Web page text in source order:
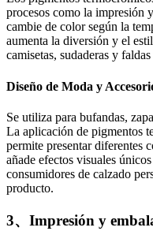
procesos como la impresión
cambie de color según la
aumenta la diversión y el
camisetas, sudaderas y
Diseño de Moda y
Se utiliza para bufandas,
La aplicación de pigmentos
permite presentar diferentes
añade efectos visuales
consumidores de calzado
producto.
3、Impresión y